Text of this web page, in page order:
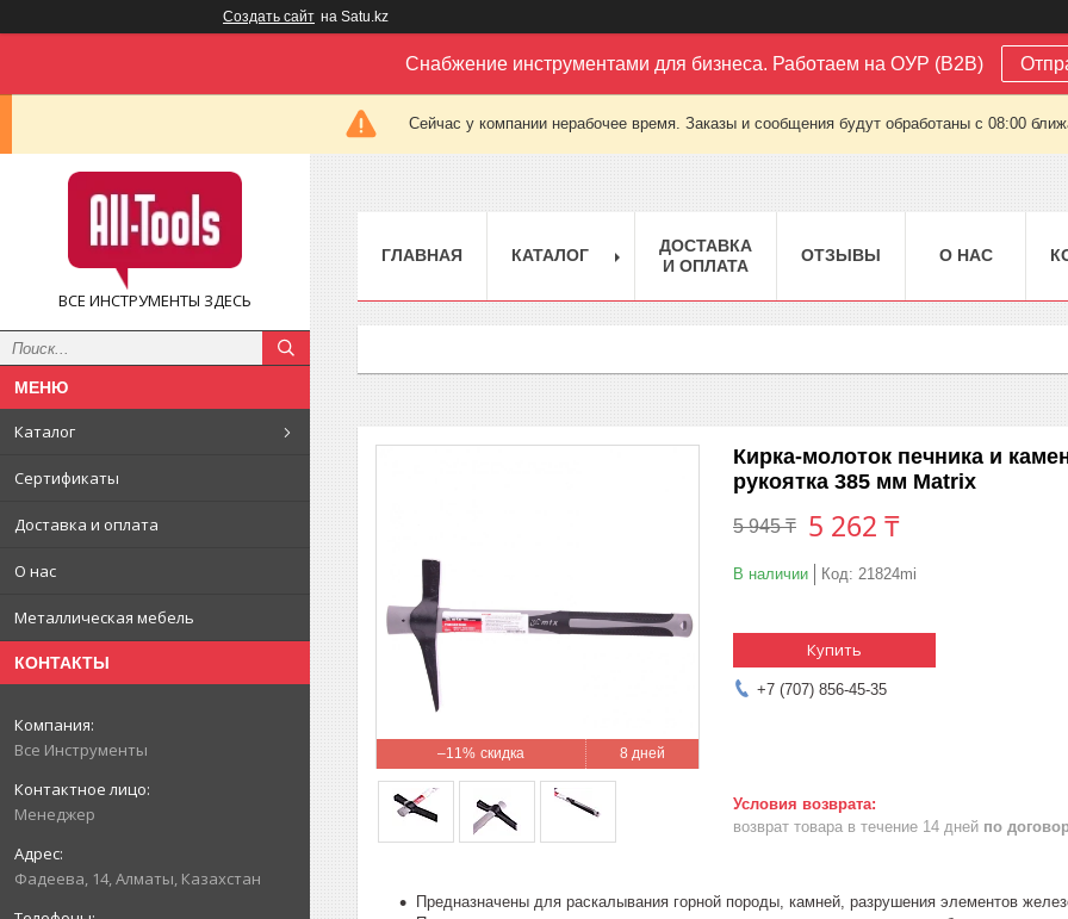
Создать сайт на Satu.kz
Снабжение инструментами для бизнеса. Работаем на ОУР (B2B)
Сейчас у компании нерабочее время. Заказы и сообщения будут обработаны с 08:00
ВСЕ ИНСТРУМЕНТЫ ЗДЕСЬ
Каталог
Сертификаты
Доставка и оплата
О нас
Металлическая мебель
КОНТАКТЫ
Все Инструменты
Менеджер
Фадеева, 14, Алматы, Казахстан
ГЛАВНАЯ КАТАЛОГ
ДОСТАВКА
И ОПЛАТА
ОТЗЫВЫ О НАС
–11% 8 дней
Кирка-молоток печника и
рукоятка 385 мм Matrix
5 945 ₸ 5 262 ₸
В наличии Код: 21824mi
Купить
+7 (707) 856-45-35
возврат товара в течение 14 дней по
Предназначены для раскалывания горной породы, камней, разрушения элементов